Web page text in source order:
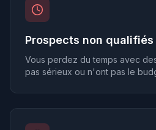
Prospects non qualifiés
Vous perdez du temps avec
pas sérieux ou n'ont pas le